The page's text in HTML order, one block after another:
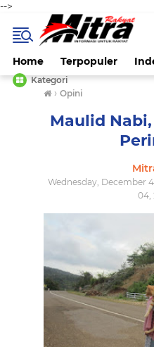
-->
Home Terpopuler
Kategori
› Opini
Maulid
Wednesday, December
04,